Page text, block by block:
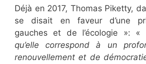
Déjà en 2017, Thomas Piketty,
se disait en faveur d’une
gauches et de l’écologie »: «
qu’elle correspond à un
renouvellement et de